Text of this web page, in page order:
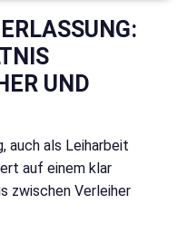
UND
auch als Leiharbeit
auf einem klar
zwischen Verleiher